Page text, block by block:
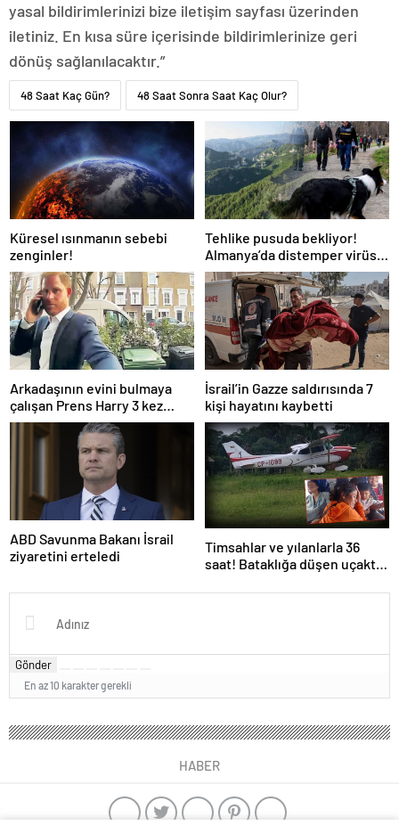
yasal bildirimlerinizi bize iletişim sayfası üzerinden
iletiniz. En kısa süre içerisinde bildirimlerinize geri
dönüş sağlanılacaktır.”
48 Saat Kaç Gün? 48 Saat Sonra Saat Kaç Olur?
Küresel ısınmanın sebebi
zenginler!
Tehlike pusuda bekliyor!
Almanya’da distemper virüsü
yayılıyor: Çoğu
kurtarılamayacak!
Arkadaşının evini bulmaya
çalışan Prens Harry 3 kez
yanlış kapıyı çaldı
İsrail’in Gazze saldırısında 7
kişi hayatını kaybetti
ABD Savunma Bakanı İsrail
ziyaretini erteledi
Timsahlar ve yılanlarla 36
saat! Bataklığa düşen uçakta
Gönder
En az 10 karakter gerekli
HABER